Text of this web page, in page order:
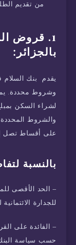
من تقديم
1. قروض
بالجزائر:
يقدم بنك السلام
وشروط محددة.
لشراء السكن
والشروط
على أقساط تصل إلى 25
بالنسبة
– الحد الأقصى
للجدارة
– الفائدة على
حسب سياسة البنك